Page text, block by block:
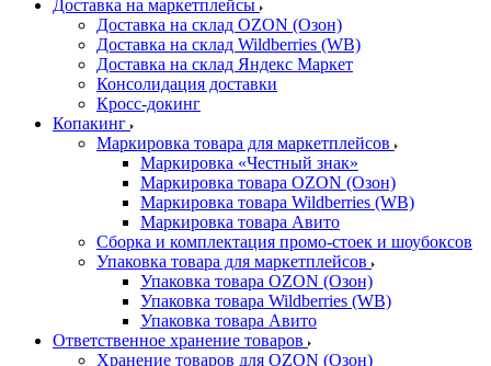
Доставка на маркетплейсы
Доставка на склад OZON (Озон)
Доставка на склад Wildberries (WB)
Доставка на склад Яндекс Маркет
Консолидация доставки
Кросс-докинг
Копакинг
Маркировка товара для маркетплейсов
Маркировка «Честный знак»
Маркировка товара OZON (Озон)
Маркировка товара Wildberries (WB)
Маркировка товара Авито
Сборка и комплектация промо-стоек и шоубоксов
Упаковка товара для маркетплейсов
Упаковка товара OZON (Озон)
Упаковка товара Wildberries (WB)
Упаковка товара Авито
Ответственное хранение товаров
Хранение товаров для OZON (Озон)